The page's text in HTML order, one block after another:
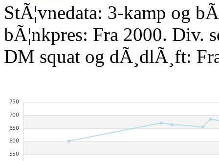
StÃ¦vnedata: 3-kamp og
bÃ¦nkpres: Fra 2000. Div.
DM squat og dÃ¸dlÃ¸ft: